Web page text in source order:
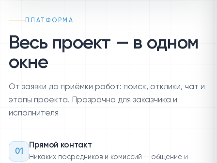
ПЛАТФОРМА
Весь проект — в одном
окне
От заявки до приёмки работ: поиск, отклики, чат и
этапы проекта. Прозрачно для заказчика и
исполнителя
01
Прямой контакт
Никаких посредников и комиссий — общение и